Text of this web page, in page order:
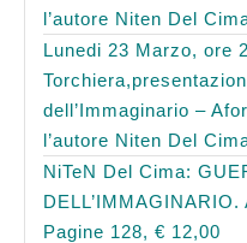
l’autore Niten Del
Lunedi 23 Marzo, ore
dell’Immaginario –
l’autore Niten Del
NiTeN Del Cima:
Pagine 128, € 12,00